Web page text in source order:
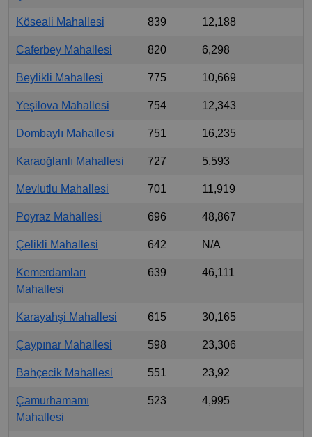
Köseali Mahallesi 839 12,188
Caferbey Mahallesi 820 6,298
Beylikli Mahallesi 775 10,669
Yeşilova Mahallesi 754 12,343
Dombaylı Mahallesi 751 16,235
Karaoğlanlı Mahallesi 727 5,593
Mevlutlu Mahallesi 701 11,919
Poyraz Mahallesi 696 48,867
Çelikli Mahallesi 642 N/A
Kemerdamları
Mahallesi
639 46,111
Karayahşi Mahallesi 615 30,165
Çaypınar Mahallesi 598 23,306
Bahçecik Mahallesi 551 23,92
Çamurhamamı
Mahallesi
523 4,995